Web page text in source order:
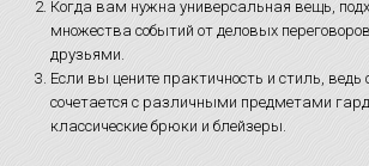
Когда вам нужна универсальная вещь,
множества событий от деловых
друзьями.
Если вы цените практичность и стиль, ведь
сочетается с различными предметами
классические брюки и блейзеры.